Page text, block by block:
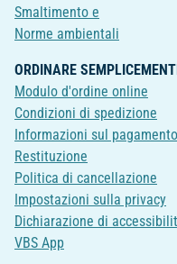
Smaltimento e
Norme ambientali
ORDINARE
Modulo d'ordine online
Condizioni di spedizione
Informazioni sul pagamento
Restituzione
Politica di cancellazione
Impostazioni sulla privacy
Dichiarazione di
VBS App